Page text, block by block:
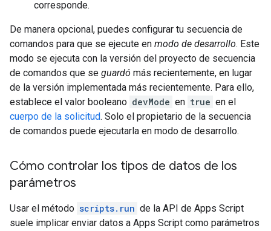
corresponde.
De manera opcional, puedes configurar tu secuencia de
comandos para que se ejecute en modo de desarrollo. Este
modo se ejecuta con la versión del proyecto de secuencia
de comandos que se guardó más recientemente, en lugar
de la versión implementada más recientemente. Para ello,
establece el valor booleano devMode en true en el
cuerpo de la solicitud. Solo el propietario de la secuencia
de comandos puede ejecutarla en modo de desarrollo.
Cómo controlar los tipos de datos de los
parámetros
Usar el método scripts.run de la API de Apps Script
suele implicar enviar datos a Apps Script como parámetros